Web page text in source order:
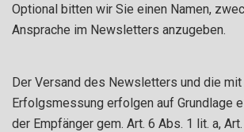
Optional bitten wir Sie einen Namen,
Ansprache im Newsletters anzugeben.
Der Versand des Newsletters und die mit
Erfolgsmessung erfolgen auf Grundlage
der Empfänger gem. Art. 6 Abs. 1 lit. a, Art.